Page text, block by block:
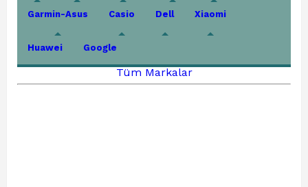
Garmin-Asus Casio Dell Xiaomi
Huawei Google
Tüm Markalar